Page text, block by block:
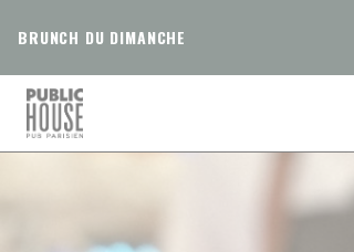
BRUNCH DU DIMANCHE